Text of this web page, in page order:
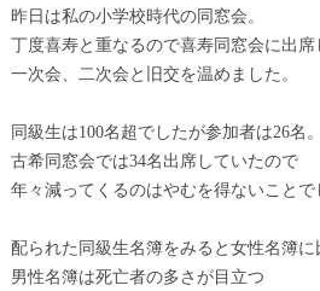
昨日は私の小学校時代の同窓会。
丁度喜寿と重なるので喜寿同窓会に出席
一次会、二次会と旧交を温めました。
同級生は100名超でしたが参加者は26名。
古希同窓会では34名出席していたので
年々減ってくるのはやむを得ないことで
配られた同級生名簿をみると女性名簿に
男性名簿は死亡者の多さが目立つ